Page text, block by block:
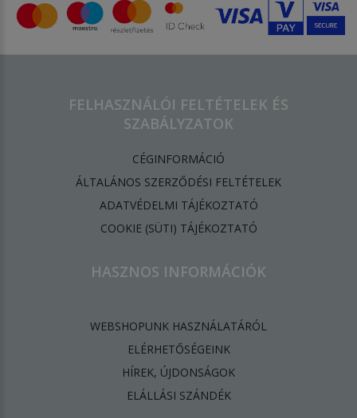
FELHASZNÁLÓI FELTÉTELEK ÉS
SZABÁLYZATOK
CÉGINFORMÁCIÓ
ÁLTALÁNOS SZERZŐDÉSI FELTÉTELEK
ADATVÉDELMI TÁJÉKOZTATÓ
​COOKIE (SÜTI) TÁJÉKOZTATÓ
HASZNOS INFORMÁCIÓK
WEBSHOPUNK HASZNÁLATÁRÓL
ELÉRHETŐSÉGEINK
HÍREK, ÚJDONSÁGOK
ELÁLLÁSI SZÁNDÉK